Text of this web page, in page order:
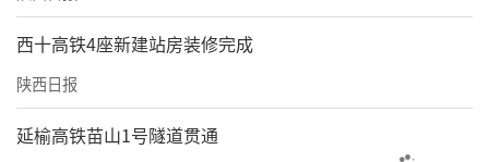
西十高铁4座新建站房装修完成
陕西日报
延榆高铁苗山1号隧道贯通